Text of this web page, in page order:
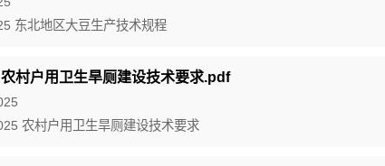
东北地区大豆生产技术规程
村户用卫生旱厕建设技术要求.pdf
农村户用卫生旱厕建设技术要求